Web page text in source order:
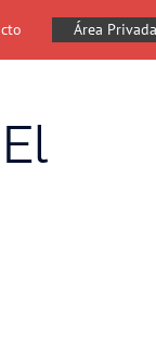
Área Privada